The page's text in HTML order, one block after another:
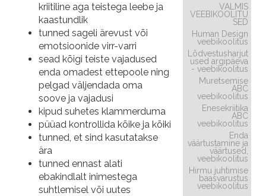
VALMIS
VEEBIKOOLITU
SED
Human Design
veebikoolitus
Lõdvestusharjut
used argipäeva
- veebikoolitus
Muretsemise
ABC
veebikoolitus
Enesekriitika
ABC
veebikoolitus
Enda
väärtustamine ja
väärtused,
veebikoolitus
Hirmu juhtimise
baasvarustus
veebikoolitus
kriitiline aga teistega leebe ja
kaastundlik
tunned sageli ärevust või
emotsioonide virr-varri
sead kõigi teiste vajadused
enda omadest ettepoole ning
pelgad väljendada oma
soove ja vajadusi
kipud suhetes klammerduma
püüad kontrollida kõike ja kõiki
tunned, et sind kasutatakse
ära
tunned ennast alati
ebakindlalt inimestega
suhtlemisel või uutes